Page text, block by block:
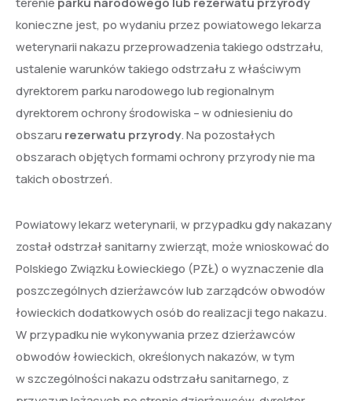
konieczne jest, po wydaniu przez powiatowego lekarza
weterynarii nakazu przeprowadzenia takiego odstrzału,
ustalenie warunków takiego odstrzału z właściwym
dyrektorem parku narodowego lub regionalnym
dyrektorem ochrony środowiska – w odniesieniu do
obszaru rezerwatu przyrody. Na pozostałych
obszarach objętych formami ochrony przyrody nie ma
takich obostrzeń.
Powiatowy lekarz weterynarii, w przypadku gdy nakazany
został odstrzał sanitarny zwierząt, może wnioskować do
Polskiego Związku Łowieckiego (PZŁ) o wyznaczenie dla
poszczególnych dzierżawców lub zarządców obwodów
łowieckich dodatkowych osób do realizacji tego nakazu.
W przypadku nie wykonywania przez dzierżawców
obwodów łowieckich, określonych nakazów, w tym
w szczególności nakazu odstrzału sanitarnego, z